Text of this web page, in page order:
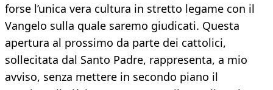
forse l’unica vera cultura in stretto legame con il
Vangelo sulla quale saremo giudicati. Questa
apertura al prossimo da parte dei cattolici,
sollecitata dal Santo Padre, rappresenta, a mio
avviso, senza mettere in secondo piano il